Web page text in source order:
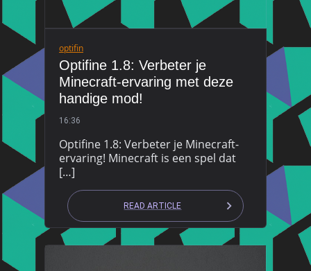
optifin
Optifine 1.8: Verbeter je
Minecraft-ervaring met deze
handige mod!
16:36
Optifine 1.8: Verbeter je Minecraft-
ervaring! Minecraft is een spel dat
[…]
READ ARTICLE